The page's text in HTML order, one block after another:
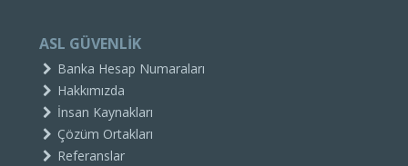
ASL GÜVENLİK
Banka Hesap Numaraları
Hakkımızda
İnsan Kaynakları
Çözüm Ortakları
Referanslar